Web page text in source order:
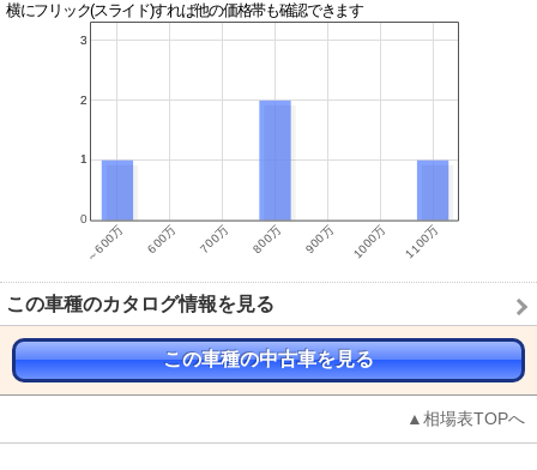
横にフリック(スライド)すれば他の価格帯も確認できます
この車種のカタログ情報を見る
この車種の中古車を見る
▲相場表TOPへ